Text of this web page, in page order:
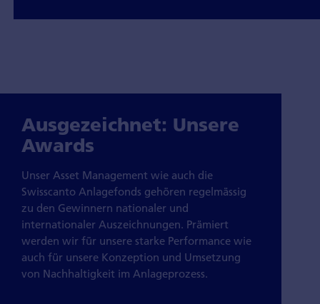
Ausgezeichnet: Unsere
Awards
Unser Asset Management wie auch die
Swisscanto Anlagefonds gehören regelmässig
zu den Gewinnern nationaler und
internationaler Auszeichnungen. Prämiert
werden wir für unsere starke Performance wie
auch für unsere Konzeption und Umsetzung
von Nachhaltigkeit im Anlageprozess.